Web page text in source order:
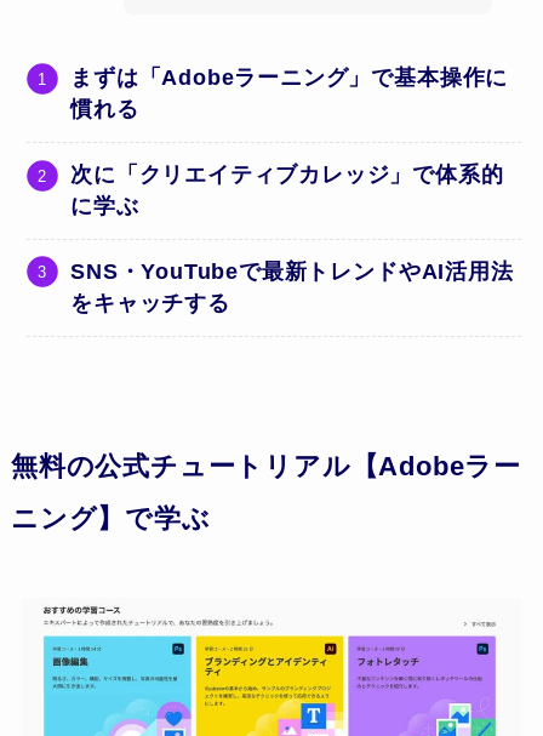
まずは「Adobeラーニング」で基本操作に
慣れる
次に「クリエイティブカレッジ」で体系的
に学ぶ
SNS・YouTubeで最新トレンドやAI活用法
をキャッチする
無料の公式チュートリアル 【Adobeラー
ニング】で学ぶ